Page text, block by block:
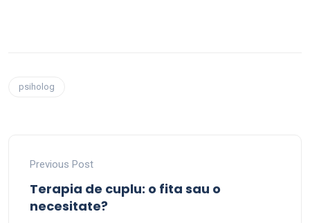
psiholog
Previous Post
Terapia de cuplu: o fita sau o
necesitate?